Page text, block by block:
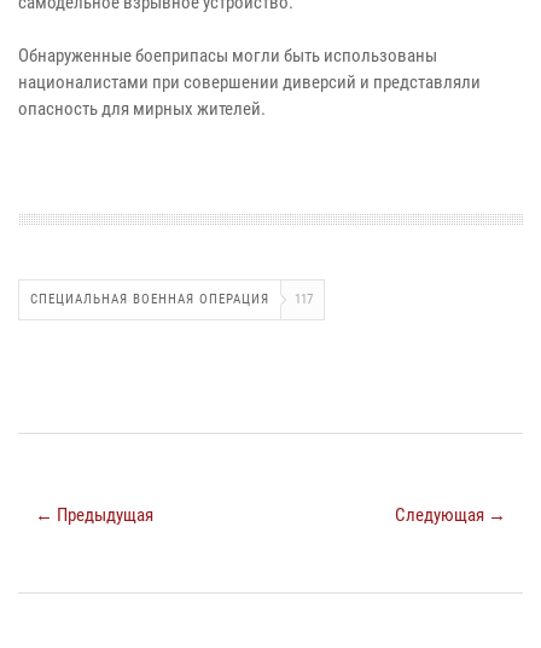
Обнаруженные боеприпасы могли быть использованы
националистами при совершении диверсий и представляли
опасность для мирных жителей.
СПЕЦИАЛЬНАЯ ВОЕННАЯ ОПЕРАЦИЯ 117
← Предыдущая Следующая →